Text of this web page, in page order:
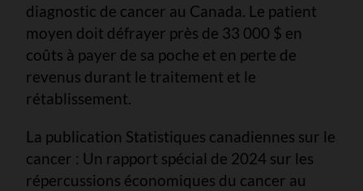
diagnostic de cancer au Canada. Le patient
moyen doit défrayer près de 33 000 $ en
coûts à payer de sa poche et en perte de
revenus durant le traitement et le
rétablissement.
La publication Statistiques canadiennes sur le
cancer : Un rapport spécial de 2024 sur les
répercussions économiques du cancer au